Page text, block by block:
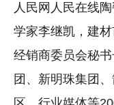
人民网人民在线
学家李继凯，建
经销商委员会秘
团、新明珠集团